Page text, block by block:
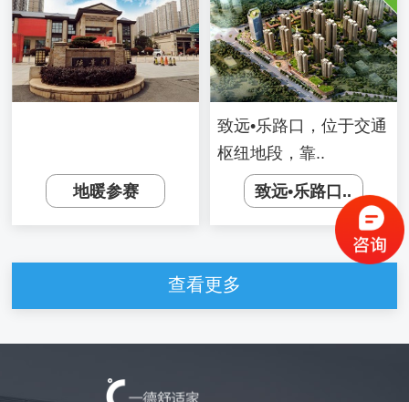
地暖参赛
致远•乐路口，位于交通
枢纽地段，靠..
致远•乐路口..
查看更多